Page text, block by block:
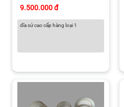
9.500.000 đ
dĩa sứ cao cấp hàng loại 1